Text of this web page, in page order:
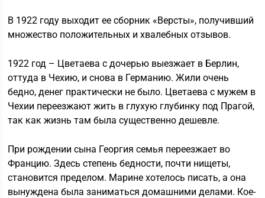
В 1922 году выходит ее сборник «Версты», получивший
множество положительных и хвалебных отзывов.
1922 год – Цветаева с дочерью выезжает в Берлин,
оттуда в Чехию, и снова в Германию. Жили очень
бедно, денег практически не было. Цветаева с мужем в
Чехии переезжают жить в глухую глубинку под Прагой,
так как жизнь там была существенно дешевле.
При рождении сына Георгия семья переезжает во
Францию. Здесь степень бедности, почти нищеты,
становится пределом. Марине хотелось писать, а она
вынуждена была заниматься домашними делами. Кое-